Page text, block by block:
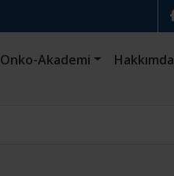
Onko-Akademi Hakkımda